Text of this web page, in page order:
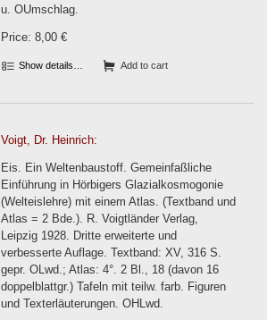
u. OUmschlag.
Price: 8,00 €
Show details… Add to cart
Voigt, Dr. Heinrich:
Eis. Ein Weltenbaustoff. Gemeinfaßliche
Einführung in Hörbigers Glazialkosmogonie
(Welteislehre) mit einem Atlas. (Textband und
Atlas = 2 Bde.). R. Voigtländer Verlag,
Leipzig 1928. Dritte erweiterte und
verbesserte Auflage. Textband: XV, 316 S.
gepr. OLwd.; Atlas: 4°. 2 Bl., 18 (davon 16
doppelblattgr.) Tafeln mit teilw. farb. Figuren
und Texterläuterungen. OHLwd.